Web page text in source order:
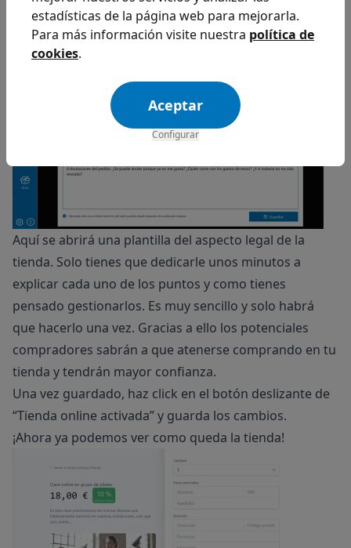
“Condiciones particulares de contratación en tu
tienda”.
Aquí se abrirá una plantilla del aspecto legal de la
tienda. Solo tienes que dedicarle unos minutos a
explicar cada uno de los puntos y como tienes
pensado gestionarlos. Es muy sencillo y solo habrá
que hacerlo una vez. Gracias a ello los potenciales
compradores sabrán a que atenerse comprando en tu
tienda y tendrán mayor confianza.
Una vez guardado, haz click en el botón deslizante de
“Tienda online activada” y guarda los cambios.
¡Ahora ya podemos ver como queda la tienda!
estadísticas de la página web para mejorarla.
Para más información visite nuestra política de
cookies.
Aceptar
Configurar